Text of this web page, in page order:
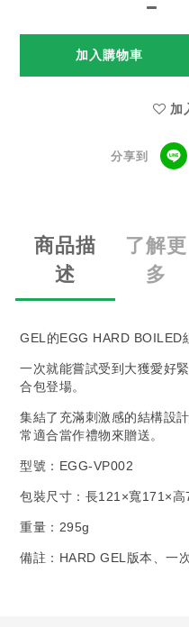
加入購物車
加
分享到
商品描
述
了解更
多
GEL的EGG HARD BOILED
一次就能嘗試受到大獲愛好
合包登場。
集結了充滿刺激感的結構設
常適合當作禮物來贈送。
型號：EGG-VP002
包裝尺寸：長121×寬171×高
重量：295g
備註：HARD GEL版本、一